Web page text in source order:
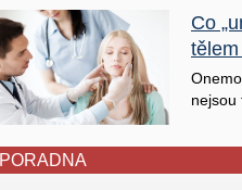
Co
nejsou
PORADNA